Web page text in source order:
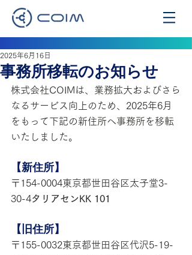
事務所移転のお知らせ
2025年6月16日
株式会社COIMは、業務拡大およびさら
なるサービス向上のため、2025年6月
をもって下記の新住所へ事務所を移転
いたしました。
【新住所】
〒154-0004東京都世田谷区太子堂3-
30-4タリアセンKK 101
【旧住所】
〒155-0032東京都世田谷区代沢5-19-